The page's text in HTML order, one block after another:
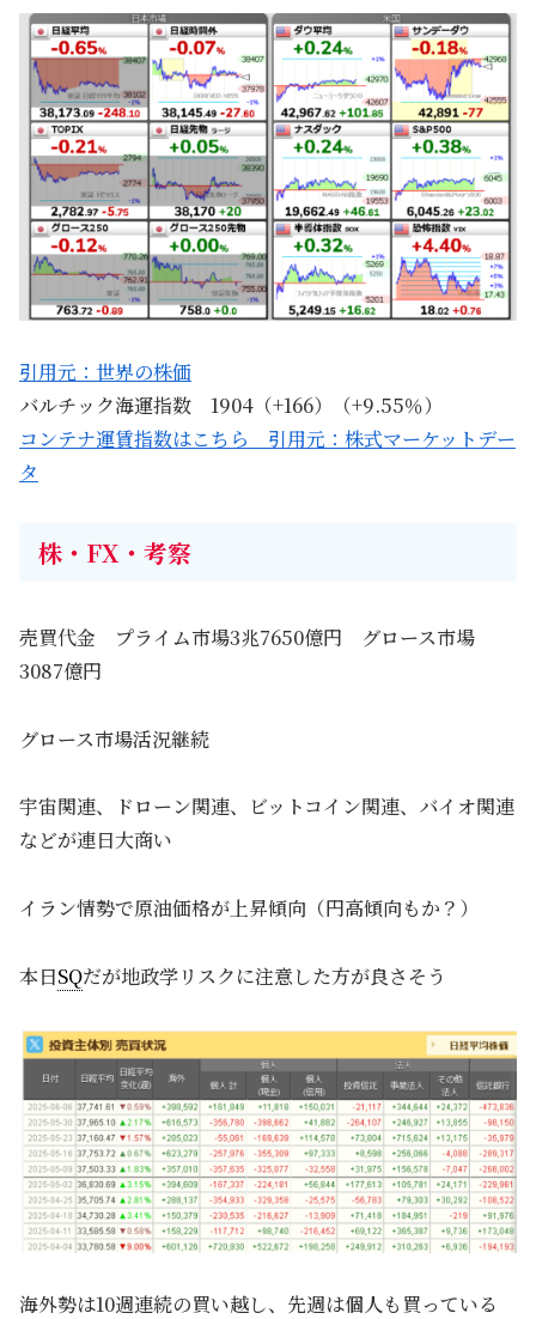
引用元：世界の株価
バルチック海運指数 1904（+166）（+9.55％）
コンテナ運賃指数はこちら 引用元：株式マーケットデー
タ
株・FX・考察
売買代金 プライム市場3兆7650億円 グロース市場
3087億円
グロース市場活況継続
宇宙関連、ドローン関連、ビットコイン関連、バイオ関連
などが連日大商い
イラン情勢で原油価格が上昇傾向（円高傾向もか？）
本日SQだが地政学リスクに注意した方が良さそう
海外勢は10週連続の買い越し、先週は個人も買っている